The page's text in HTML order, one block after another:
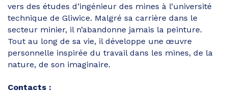
vers des études d’ingénieur des mines à l’université
technique de Gliwice. Malgré sa carrière dans le
secteur minier, il n’abandonne jamais la peinture.
Tout au long de sa vie, il développe une œuvre
personnelle inspirée du travail dans les mines, de la
nature, de son imaginaire.
Contacts :